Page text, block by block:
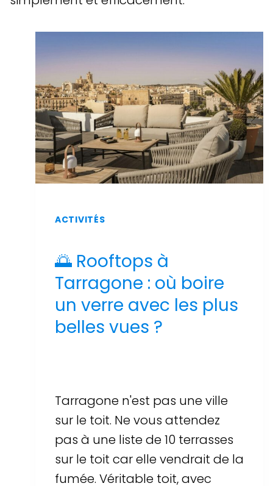
ACTIVITÉS
🌅 Rooftops à
Tarragone : où boire
un verre avec les plus
belles vues ?
Tarragone n'est pas une ville
sur le toit. Ne vous attendez
pas à une liste de 10 terrasses
sur le toit car elle vendrait de la
fumée. Véritable toit, avec